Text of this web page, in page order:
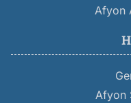
Afyon
Afyon